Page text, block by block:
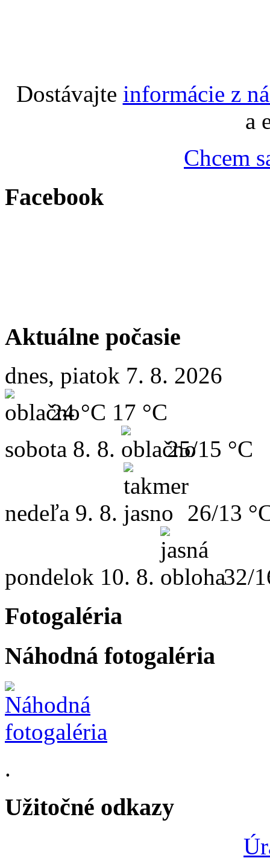
Dostávajte informácie z
a
Chcem
Facebook
Aktuálne počasie
dnes, piatok 7. 8. 2026
24 °C 17 °C
sobota 8. 8. 25/15 °C
nedeľa 9. 8. 26/13
pondelok 10. 8. 32/
Fotogaléria
Náhodná fotogaléria
.
Užitočné odkazy